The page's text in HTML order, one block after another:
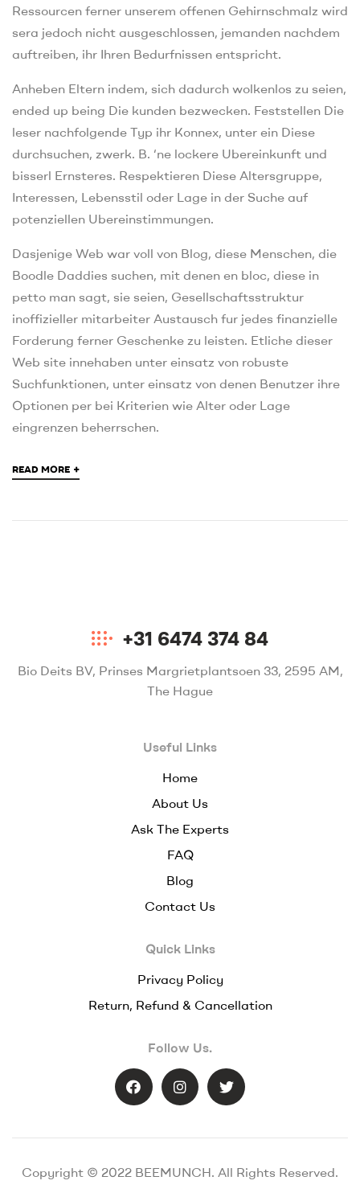
Ressourcen ferner unserem offenen Gehirnschmalz wird
sera jedoch nicht ausgeschlossen, jemanden nachdem
auftreiben, ihr Ihren Bedurfnissen entspricht.
Anheben Eltern indem, sich dadurch wolkenlos zu seien,
ended up being Die kunden bezwecken. Feststellen Die
leser nachfolgende Typ ihr Konnex, unter ein Diese
durchsuchen, zwerk. B. ‘ne lockere Ubereinkunft und
bisserl Ernsteres. Respektieren Diese Altersgruppe,
Interessen, Lebensstil oder Lage in der Suche auf
potenziellen Ubereinstimmungen.
Dasjenige Web war voll von Blog, diese Menschen, die
Boodle Daddies suchen, mit denen en bloc, diese in
petto man sagt, sie seien, Gesellschaftsstruktur
inoffizieller mitarbeiter Austausch fur jedes finanzielle
Forderung ferner Geschenke zu leisten. Etliche dieser
Web site innehaben unter einsatz von robuste
Suchfunktionen, unter einsatz von denen Benutzer ihre
Optionen per bei Kriterien wie Alter oder Lage
eingrenzen beherrschen.
READ MORE +
+31 6474 374 84
Bio Deits BV, Prinses Margrietplantsoen 33, 2595 AM,
The Hague
Useful Links
Home
About Us
Ask The Experts
FAQ
Blog
Contact Us
Quick Links
Privacy Policy
Return, Refund & Cancellation
Follow Us.
Copyright © 2022 BEEMUNCH. All Rights Reserved.